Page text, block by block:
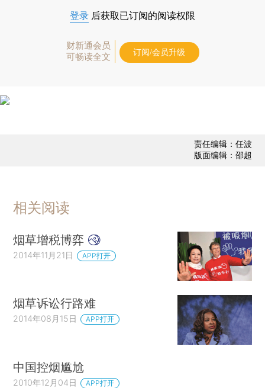
登录 后获取已订阅的阅读权限
财新通会员
可畅读全文
订阅/会员升级
责任编辑：任波
版面编辑：邵超
相关阅读
烟草增税博弈
2014年11月21日 APP打开
烟草诉讼行路难
2014年08月15日 APP打开
中国控烟尴尬
2010年12月04日 APP打开